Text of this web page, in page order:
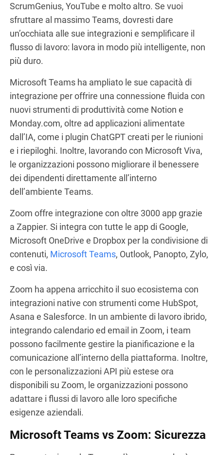
ScrumGenius, YouTube e molto altro. Se vuoi
sfruttare al massimo Teams, dovresti dare
un’occhiata alle sue integrazioni e semplificare il
flusso di lavoro: lavora in modo più intelligente, non
più duro.
Microsoft Teams ha ampliato le sue capacità di
integrazione per offrire una connessione fluida con
nuovi strumenti di produttività come Notion e
Monday.com, oltre ad applicazioni alimentate
dall’IA, come i plugin ChatGPT creati per le riunioni
e i riepiloghi. Inoltre, lavorando con Microsoft Viva,
le organizzazioni possono migliorare il benessere
dei dipendenti direttamente all’interno
dell’ambiente Teams.
Zoom offre integrazione con oltre 3000 app grazie
a Zappier. Si integra con tutte le app di Google,
Microsoft OneDrive e Dropbox per la condivisione di
contenuti, Microsoft Teams, Outlook, Panopto, Zylo,
e così via.
Zoom ha appena arricchito il suo ecosistema con
integrazioni native con strumenti come HubSpot,
Asana e Salesforce. In un ambiente di lavoro ibrido,
integrando calendario ed email in Zoom, i team
possono facilmente gestire la pianificazione e la
comunicazione all’interno della piattaforma. Inoltre,
con le personalizzazioni API più estese ora
disponibili su Zoom, le organizzazioni possono
adattare i flussi di lavoro alle loro specifiche
esigenze aziendali.
Microsoft Teams vs Zoom: Sicurezza